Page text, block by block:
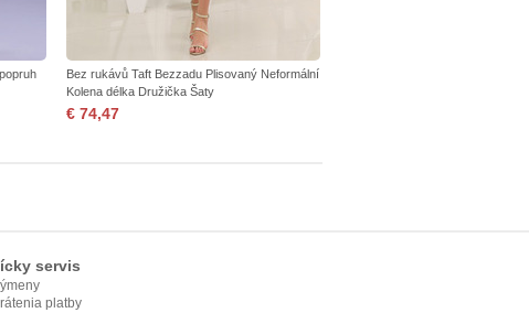
Bez rukávů Taft Bezzadu Plisovaný Neformální
Kolena délka Družička Šaty
€ 74,47
servis
platby